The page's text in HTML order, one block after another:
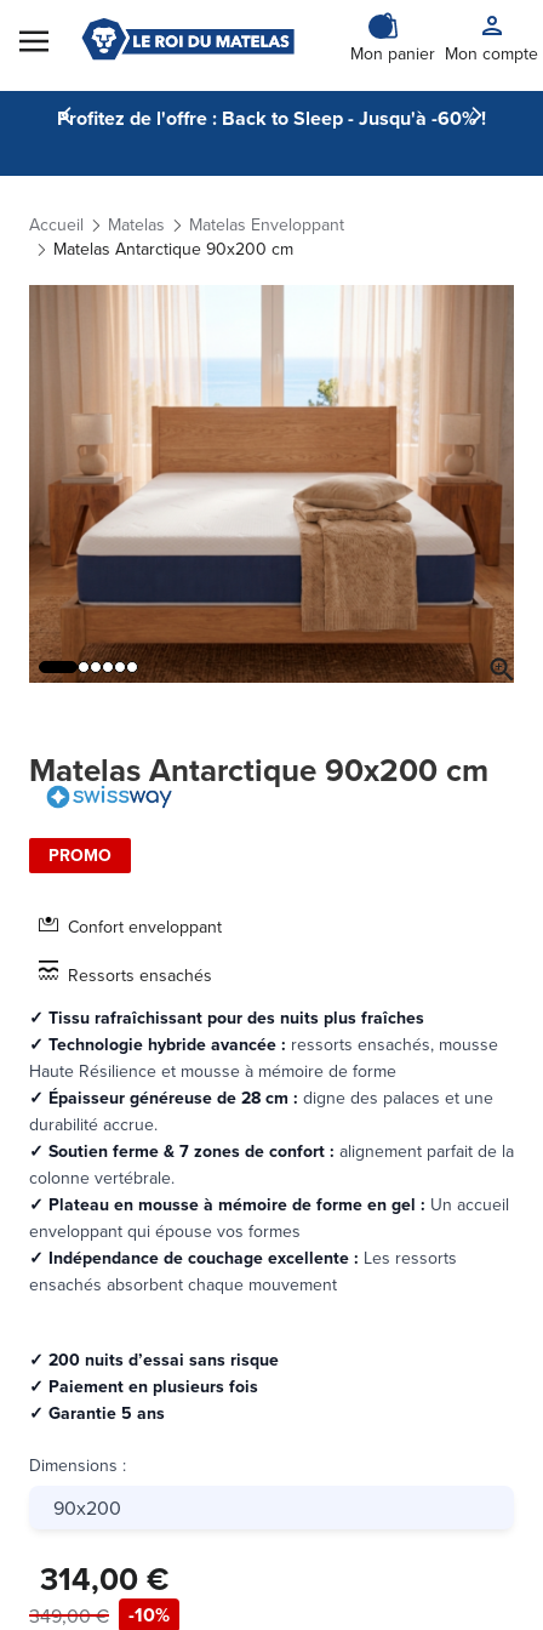
Skip to Content
Mon panier Mon compte
Profitez de l'offre : Back to Sleep - Jusqu'à -60% !
Accueil Matelas
Matelas Enveloppant
Matelas Antarctique 90x200 cm
Matelas Antarctique 90x200 cm
PROMO
Confort enveloppant
Ressorts ensachés
✓ Tissu rafraîchissant pour des nuits plus fraîches
✓ Technologie hybride avancée : ressorts ensachés, mousse
Haute Résilience et mousse à mémoire de forme
✓ Épaisseur généreuse de 28 cm : digne des palaces et une
durabilité accrue.
✓ Soutien ferme & 7 zones de confort : alignement parfait de la
colonne vertébrale.
✓ Plateau en mousse à mémoire de forme en gel : Un accueil
enveloppant qui épouse vos formes
✓ Indépendance de couchage excellente : Les ressorts
ensachés absorbent chaque mouvement
✓ 200 nuits d’essai sans risque
✓ Paiement en plusieurs fois
✓ Garantie 5 ans
Dimensions :
90x200
314,00 €
349,00 € -10%